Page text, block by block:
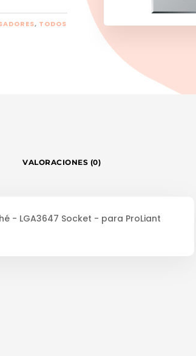
, TODOS
VALORACIONES (0)
- LGA3647 Socket - para ProLiant